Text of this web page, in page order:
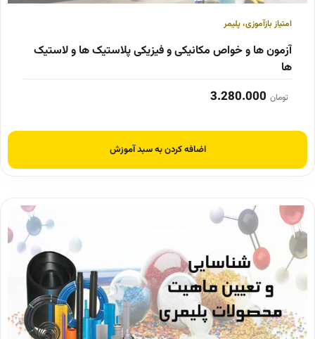
امتیاز بازآموزی،پلیمر
آزمون ها و خواص مکانیکی و فیزیکی پلاستیک ها و لاستیک
ها
تومان 3.280.000
اضافه کردن به سبد آموزش